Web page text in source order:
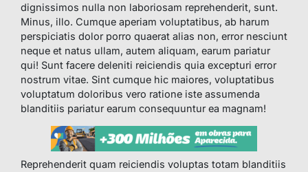
dignissimos nulla non laboriosam reprehenderit, sunt.
Minus, illo. Cumque aperiam voluptatibus, ab harum
perspiciatis dolor porro quaerat alias non, error nesciunt
neque et natus ullam, autem aliquam, earum pariatur
qui! Sunt facere deleniti reiciendis quia excepturi error
nostrum vitae. Sint cumque hic maiores, voluptatibus
voluptatum doloribus vero ratione iste assumenda
blanditiis pariatur earum consequuntur ea magnam!
Reprehenderit quam reiciendis voluptas totam blanditiis